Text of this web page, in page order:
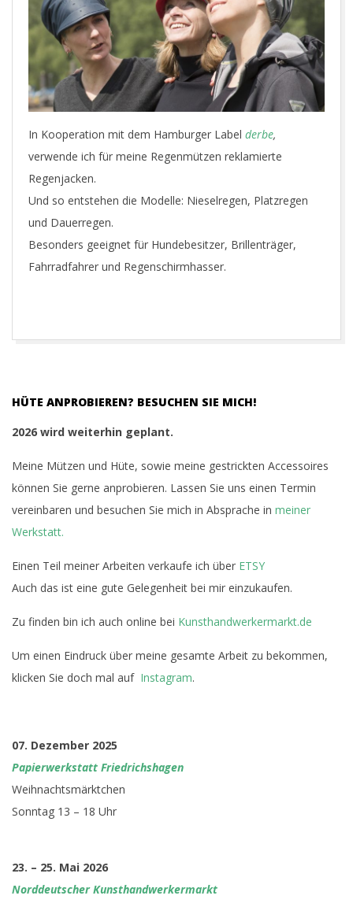
P
P
H
Ü
T
In Kooperation mit dem Hamburger Label derbe,
verwende ich für meine Regenmützen reklamierte
Regenjacken.
Und so entstehen die Modelle: Nieselregen, Platzregen
und Dauerregen.
Besonders geeignet für Hundebesitzer, Brillenträger,
Fahrradfahrer und Regenschirmhasser.
13
HÜTE ANPROBIEREN? BESUCHEN SIE MICH!
2026 wird weiterhin geplant.
Meine Mützen und Hüte, sowie meine gestrickten Accessoires
können Sie gerne anprobieren. Lassen Sie uns einen Termin
vereinbaren und besuchen Sie mich in Absprache in meiner
Werkstatt.
Einen Teil meiner Arbeiten verkaufe ich über ETSY
Auch das ist eine gute Gelegenheit bei mir einzukaufen.
Zu finden bin ich auch online bei Kunsthandwerkermarkt.de
Um einen Eindruck über meine gesamte Arbeit zu bekommen,
klicken Sie doch mal auf Instagram.
07. Dezember 2025
Papierwerkstatt Friedrichshagen
Weihnachtsmärktchen
Sonntag 13 – 18 Uhr
23. – 25. Mai 2026
Norddeutscher Kunsthandwerkermarkt